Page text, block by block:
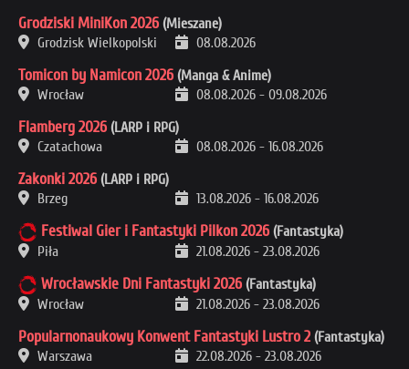
Grodziski MiniKon 2026 (Mieszane)
Grodzisk Wielkopolski
08.08.2026
Tomicon by Namicon 2026 (Manga & Anime)
Wrocław
08.08.2026 - 09.08.2026
Flamberg 2026 (LARP i RPG)
Czatachowa
08.08.2026 - 16.08.2026
Zakonki 2026 (LARP i RPG)
Brzeg
13.08.2026 - 16.08.2026
Festiwal Gier i Fantastyki Pilkon 2026 (Fantastyka)
Piła
21.08.2026 - 23.08.2026
Wrocławskie Dni Fantastyki 2026 (Fantastyka)
Wrocław
21.08.2026 - 23.08.2026
Popularnonaukowy Konwent Fantastyki Lustro 2 (Fantastyka)
Warszawa
22.08.2026 - 23.08.2026